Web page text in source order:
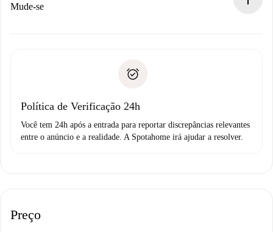
Se recusada: não cobraremos nada e ofereceremos
Débito direto bancário
Mude-se
não comunicar nenhum problema.
Política de Verificação 24h
Você tem 24h após a entrada para reportar discrepâncias relevantes
entre o anúncio e a realidade. A Spotahome irá ajudar a resolver.
Preço